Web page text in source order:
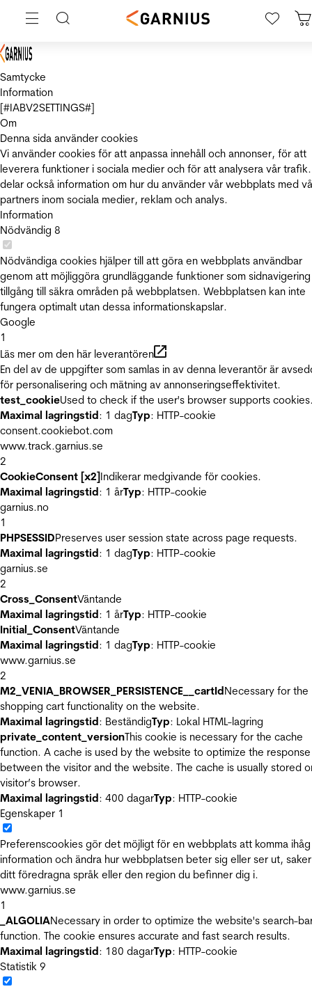
Samtycke
Information
[#IABV2SETTINGS#]
Om
Denna sida använder cookies
Vi använder cookies för att anpassa innehåll och annonser, för att
leverera funktioner i sociala medier och för att analysera vår
delar också information om hur du använder vår webbplats med
partners inom sociala medier, reklam och analys.
Information
Nödvändig 8
Nödvändiga cookies hjälper till att göra en webbplats användbar
genom att möjliggöra grundläggande funktioner som
tillgång till säkra områden på webbplatsen. Webbplatsen kan inte
fungera optimalt utan dessa informationskapslar.
Google
1
Läs mer om den här leverantören
En del av de uppgifter som samlas in av denna leverantör är
för personalisering och mätning av annonseringseffektivitet.
test_cookieUsed to check if the user's browser supports
Maximal lagringstid: 1 dagTyp: HTTP-cookie
consent.cookiebot.com
www.track.garnius.se
2
CookieConsent [x2]Indikerar medgivande för cookies.
Maximal lagringstid: 1 årTyp: HTTP-cookie
garnius.no
1
PHPSESSIDPreserves user session state across page requests.
Maximal lagringstid: 1 dagTyp: HTTP-cookie
garnius.se
2
Cross_ConsentVäntande
Maximal lagringstid: 1 årTyp: HTTP-cookie
Initial_ConsentVäntande
Maximal lagringstid: 1 dagTyp: HTTP-cookie
www.garnius.se
2
M2_VENIA_BROWSER_PERSISTENCE__cartIdNecessary for the
shopping cart functionality on the website.
Maximal lagringstid: BeständigTyp: Lokal HTML-lagring
private_content_versionThis cookie is necessary for the cache
function. A cache is used by the website to optimize the
between the visitor and the website. The cache is usually stored
visitor’s browser.
Maximal lagringstid: 400 dagarTyp: HTTP-cookie
Egenskaper 1
Preferenscookies gör det möjligt för en webbplats att komma ihåg
information och ändra hur webbplatsen beter sig eller ser ut,
ditt föredragna språk eller den region du befinner dig i.
www.garnius.se
1
_ALGOLIANecessary in order to optimize the website's search-
function. The cookie ensures accurate and fast search results.
Maximal lagringstid: 180 dagarTyp: HTTP-cookie
Statistik 9